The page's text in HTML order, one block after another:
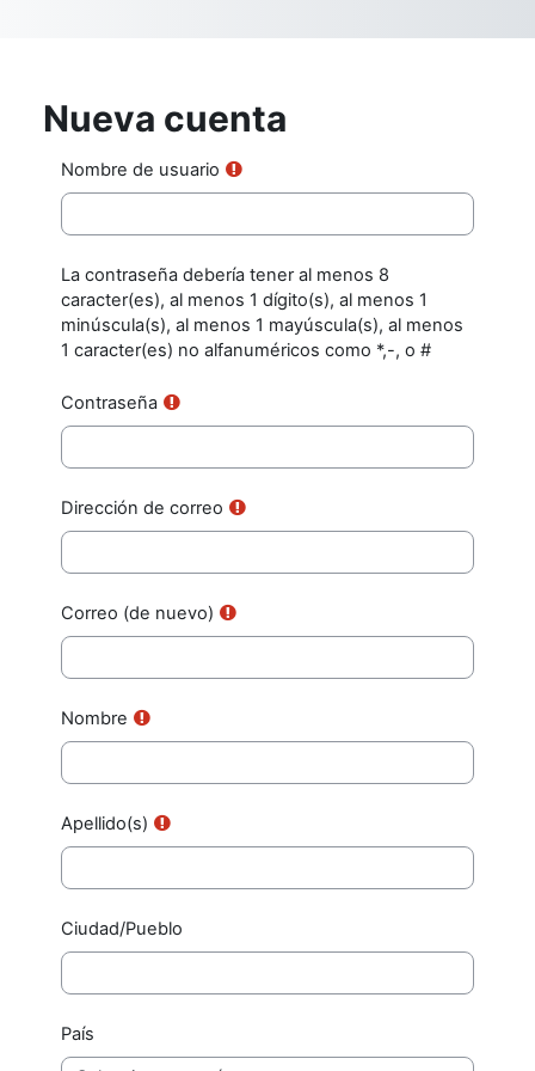
Nueva cuenta
Nombre de usuario
La contraseña debería tener al menos 8
caracter(es), al menos 1 dígito(s), al menos 1
minúscula(s), al menos 1 mayúscula(s), al menos
1 caracter(es) no alfanuméricos como *,-, o #
Contraseña
Dirección de correo
Correo (de nuevo)
Nombre
Apellido(s)
Ciudad/Pueblo
País